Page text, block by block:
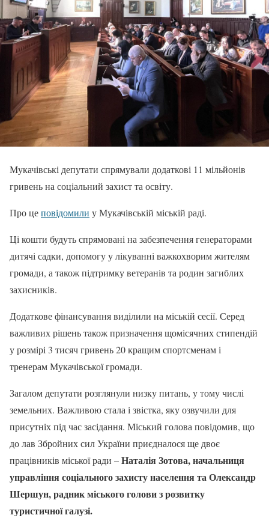
Мукачівські депутати спрямували додаткові 11 мільйонів
гривень на соціальний захист та освіту.
Про цеповідомили у Мукачівській міській раді.
Ці кошти будуть спрямовані на забезпечення генераторами
дитячі садки, допомогу у лікуванні важкохворим жителям
громади, а також підтримку ветеранів та родин загиблих
захисників.
Додаткове фінансування виділили на міській сесії. Серед
важливих рішень також призначення щомісячних стипендій
у розмірі 3 тисяч гривень 20 кращим спортсменам і
тренерам Мукачівської громади.
Загалом депутати розглянули низку питань, у тому числі
земельних. Важливою стала і звістка, яку озвучили для
присутніх під час засідання. Міський голова повідомив, що
до лав Збройних сил України приєдналося ще двоє
працівників міської ради –Наталія Зотова, начальниця
управління соціального захисту населення та Олександр
Шершун, радник міського голови з розвитку
туристичної галузі.